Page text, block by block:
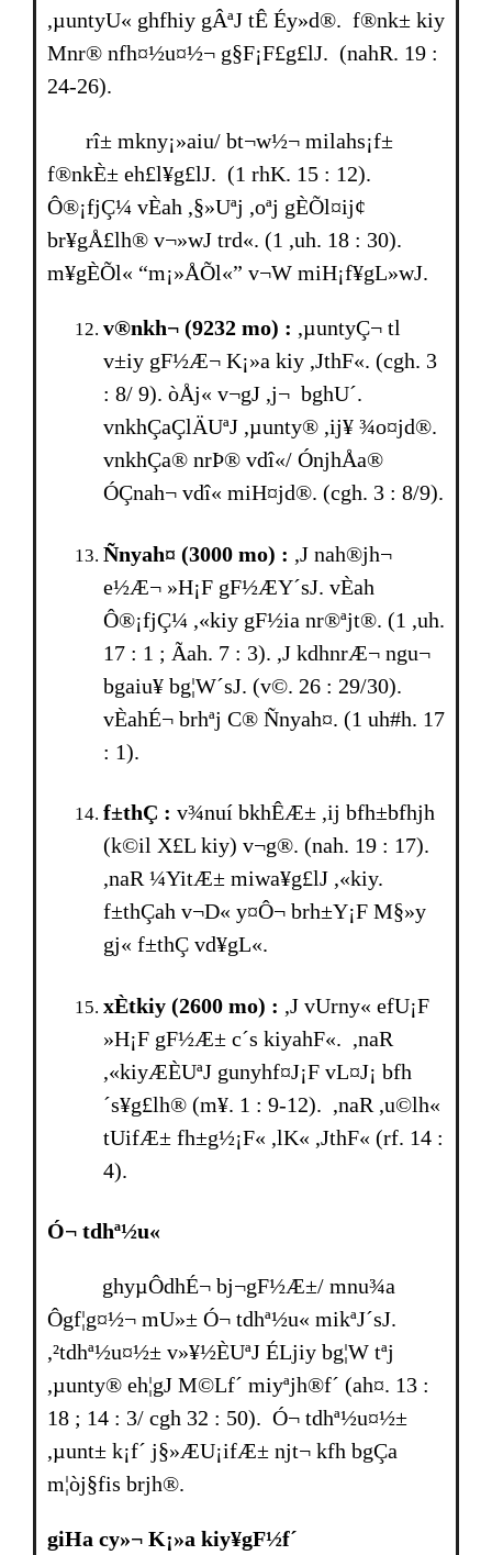
,µuntyU« ghfhiy gÂªJ tÊ Éy»d®. f®nk± kiy
Mnr® nfh¤½u¤½¬ g§F¡F£g£lJ. (nahR. 19 :
24-26).
rî± mkny¡»aiu/ bt¬w½¬ milahs¡f±
f®nkÈ± eh£l¥g£lJ. (1 rhK. 15 : 12).
Ô®¡fjÇ¼ vÈah ,§»Uªj ,oªj gÈÕl¤ij¢
br¥gÅ£lh® v¬»wJ trd«. (1 ,uh. 18 : 30).
m¥gÈÕl« “m¡»ÅÕl«” v¬W miH¡f¥gL»wJ.
v®nkh¬ (9232 mo) : ,µuntyÇ¬ tl
v±iy gF½Æ¬ K¡»a kiy ,JthF«. (cgh. 3
: 8/ 9). òÅj« v¬gJ ,j¬ bghU´.
vnkhÇaÇlÄUªJ ,µunty® ,ij¥ ¾o¤jd®.
vnkhÇa® nrÞ® vdî«/ ÓnjhÅa®
ÓÇnah¬ vdî« miH¤jd®. (cgh. 3 : 8/9).
Ñnyah¤ (3000 mo) : ,J nah®jh¬
e½Æ¬ »H¡F gF½ÆY´sJ. vÈah
Ô®¡fjÇ¼ ,«kiy gF½ia nr®ªjt®. (1 ,uh.
17 : 1 ; Ãah. 7 : 3). ,J kdhnrÆ¬ ngu¬
bgaiu¥ bg¦W´sJ. (v©. 26 : 29/30).
vÈahÉ¬ brhªj C® Ñnyah¤. (1 uh#h. 17
: 1).
f±thÇ : v¾nuí bkhÊÆ± ,ij bfh±bfhjh
(k©il X£L kiy) v¬g®. (nah. 19 : 17).
,naR ¼YitÆ± miwa¥g£lJ ,«kiy.
f±thÇah v¬D« y¤Ô¬ brh±Y¡F M§»y
gj« f±thÇ vd¥gL«.
xÈtkiy (2600 mo) : ,J vUrny« efU¡F
»H¡F gF½Æ± c´s kiyahF«. ,naR
,«kiyÆÈUªJ gunyhf¤J¡F vL¤J¡ bfh
´s¥g£lh® (m¥. 1 : 9-12). ,naR ,u©lh«
tUifÆ± fh±g½¡F« ,lK« ,JthF« (rf. 14 :
4).
Ó¬ tdhª½u«
ghyµÔdhÉ¬ bj¬gF½Æ±/ mnu¾a
Ôgf¦g¤½¬ mU»± Ó¬ tdhª½u« mikªJ´sJ.
,²tdhª½u¤½± v»¥½ÈUªJ ÉLjiy bg¦W tªj
,µunty® eh¦gJ M©Lf´ miyªjh®f´ (ah¤. 13 :
18 ; 14 : 3/ cgh 32 : 50). Ó¬ tdhª½u¤½±
,µunt± k¡f´ j§»ÆU¡ifÆ± njt¬ kfh bgÇa
m¦òj§fis br­jh®.
giHa cy»¬ K¡»a kiy¥gF½f´